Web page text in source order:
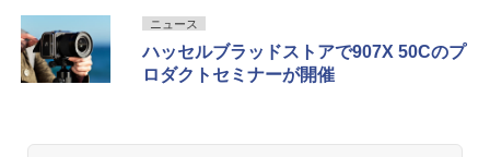
ニュース
ハッセルブラッドストアで907X 50Cのプ
ロダクトセミナーが開催